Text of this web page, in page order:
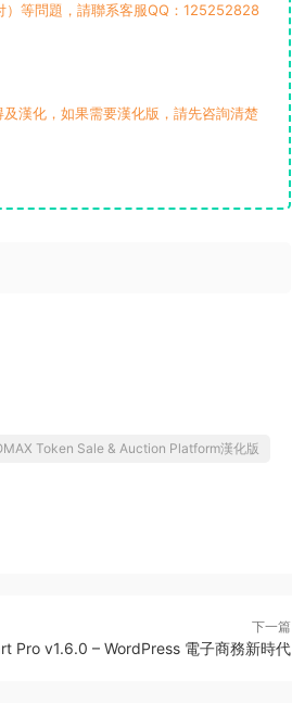
）等問題，請聯系客服QQ：125252828
漢化，如果需要漢化版，請先咨詢清楚
Token Sale & Auction Platform漢化版
下一篇
Pro v1.6.0 – WordPress 電子商務新時代